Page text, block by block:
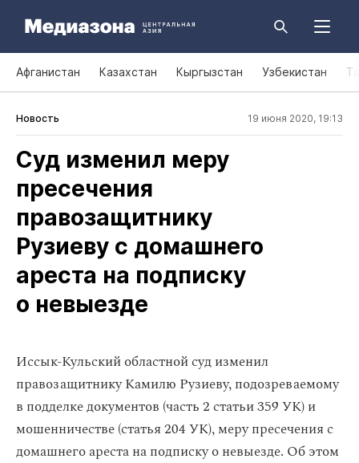
Афганистан Казахстан Кыргызстан Узбекистан
Новость 19 июня 2020, 19:13
Суд изменил меру
пресечения
правозащитнику
Рузиеву с домашнего
ареста на подписку
о невыезде
Иссык-Кульский областной суд изменил
правозащитнику Камилю Рузиеву, подозреваемому
в подделке документов (часть 2 статьи 359 УК) и
мошенничестве (статья 204 УК), меру пресечения с
домашнего ареста на подписку о невыезде. Об этом